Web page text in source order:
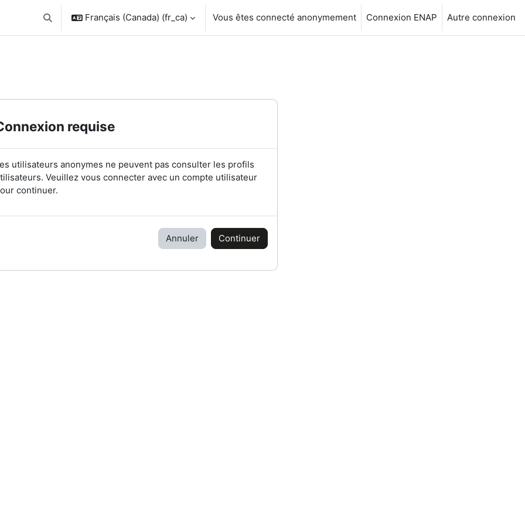
Activer/désactiver la saisie de recherche
Français (Canada) ‎(fr_ca)‎ Vous êtes connecté anonymement Connexion ENAP Autre connexion
requise
utilisateurs anonymes ne peuvent pas consulter les profils
Veuillez vous connecter avec un compte utilisateur
continuer.
Annuler Continuer